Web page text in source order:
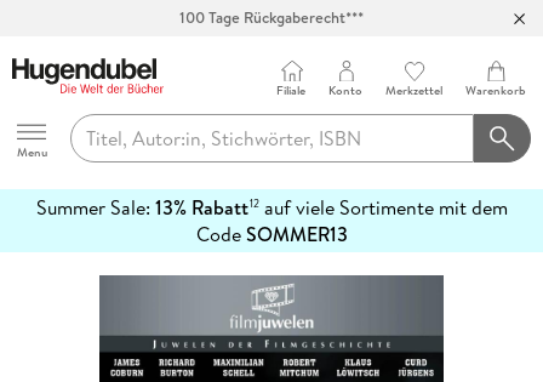
100 Tage Rückgaberecht***
Hugendubel
Menu
Filiale Konto Merkzettel Warenkorb
Summer Sale: 13% Rabatt12auf viele Sortimente mit dem
CodeSOMMER13
erfahren